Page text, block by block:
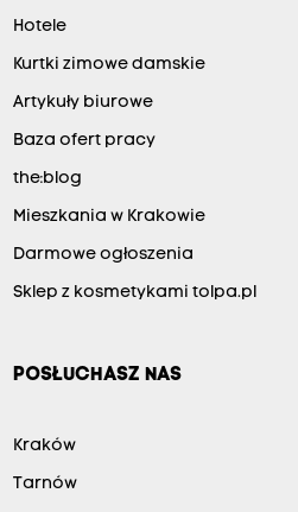
Hotele
Kurtki zimowe damskie
Artykuły biurowe
Baza ofert pracy
the:blog
Mieszkania w Krakowie
Darmowe ogłoszenia
Sklep z kosmetykami tolpa.pl
POSŁUCHASZ NAS
Kraków
Tarnów